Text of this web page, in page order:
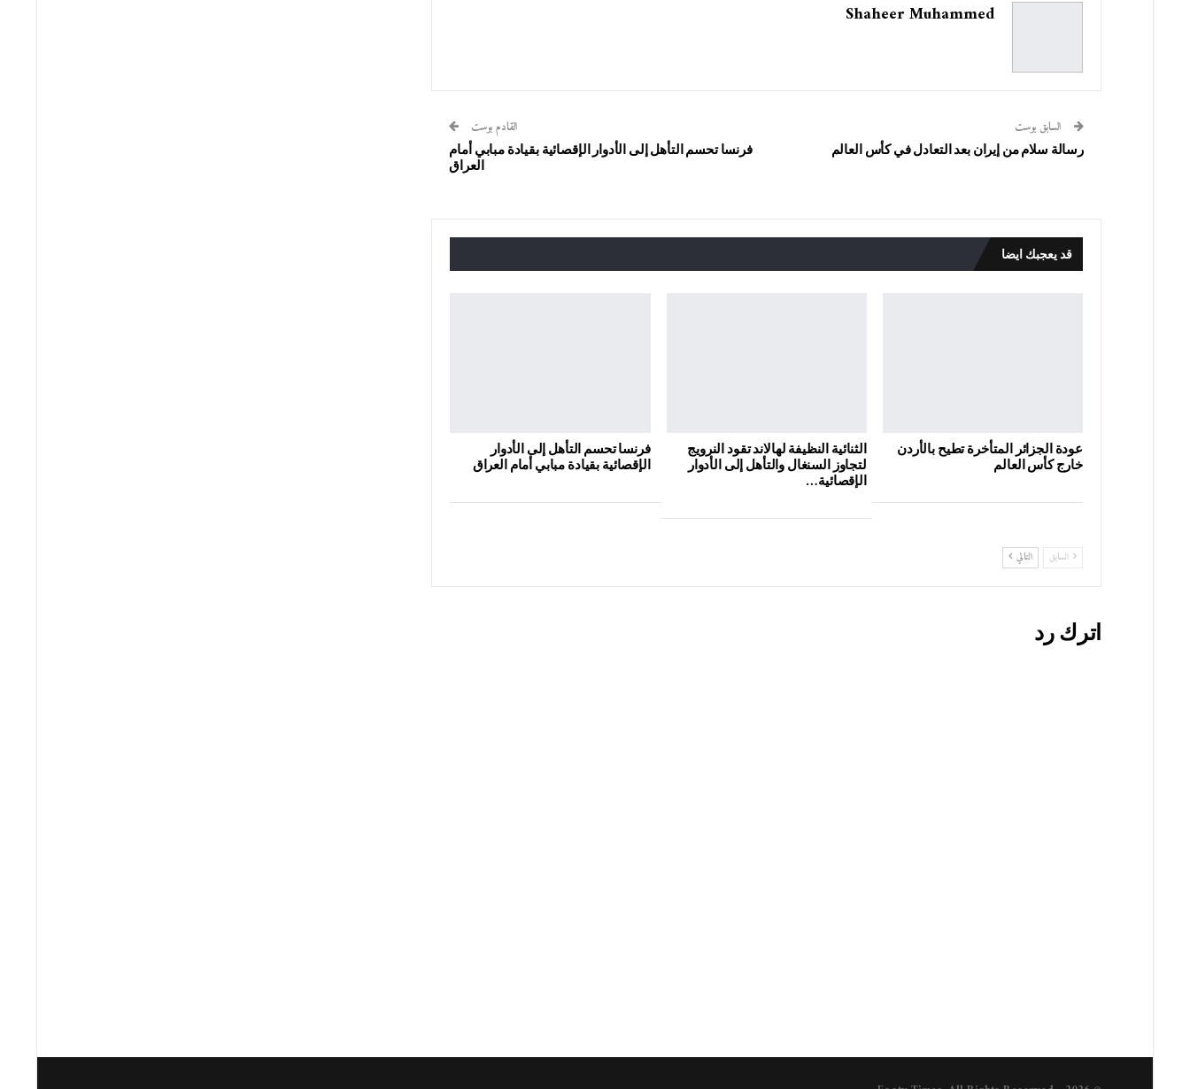
Shaheer Muhammed
السابق بوست
رسالة سلام من إيران بعد التعادل في كأس العالم
القادم بوست
فرنسا تحسم التأهل إلى الأدوار الإقصائية بقيادة مبابي أمام
العراق
قد يعجبك ايضا
عودة الجزائر المتأخرة تطيح بالأردن
خارج كأس العالم
الثنائية النظيفة لهالاند تقود النرويج
لتجاوز السنغال والتأهل إلى الأدوار
الإقصائية…
فرنسا تحسم التأهل إلى الأدوار
الإقصائية بقيادة مبابي أمام العراق
السابق التالي
اترك رد